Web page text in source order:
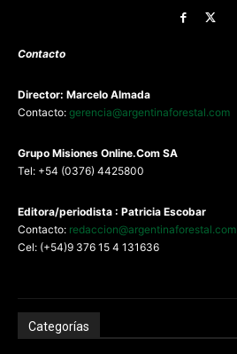
Contacto
Director: Marcelo Almada
Contacto: gerencia@argentinaforestal.com
Grupo Misiones Online.Com SA
Tel: +54 (0376) 4425800
Editora/periodista : Patricia Escobar
Contacto: redaccion@argentinaforestal.com
Cel: (+54)9 376 15 4 131636
Categorías